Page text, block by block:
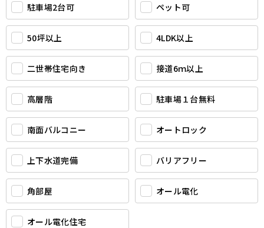
駐車場2台可 ペット可
50坪以上 4LDK以上
二世帯住宅向き 接道6ｍ以上
高層階 駐車場１台無料
南面バルコニー オートロック
上下水道完備 バリアフリー
角部屋 オール電化
オール電化住宅